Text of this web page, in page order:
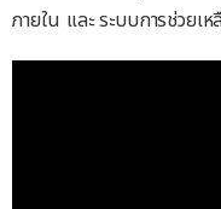
ภายใน และ ระบบการช่วยเ